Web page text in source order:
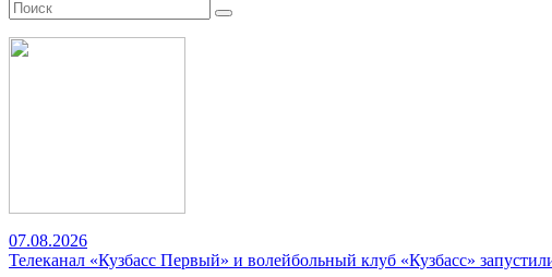
07.08.2026
Телеканал «Кузбасс Первый» и волейбольный клуб «Кузбасс»